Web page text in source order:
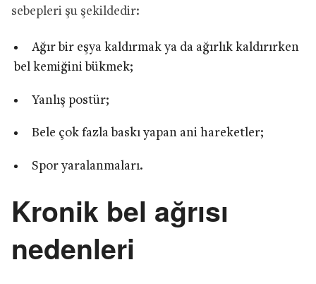
sebepleri şu şekildedir:
Ağır bir eşya kaldırmak ya da ağırlık kaldırırken
bel kemiğini bükmek;
Yanlış postür;
Bele çok fazla baskı yapan ani hareketler;
Spor yaralanmaları.
Kronik bel ağrısı
nedenleri